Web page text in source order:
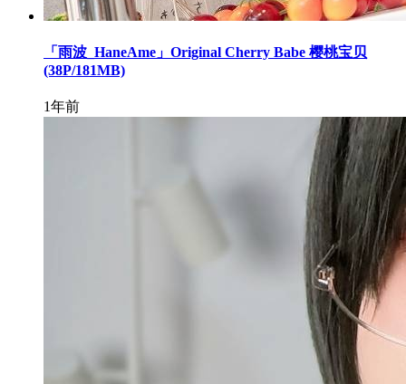
「雨波_HaneAme」Original Cherry Babe 樱桃宝贝
(38P/181MB)
1年前